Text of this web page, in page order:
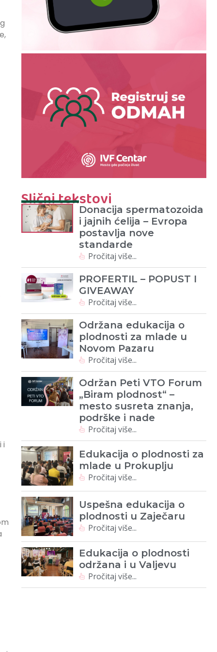
i
Slični tekstoviDonacija spermatozoida
i jajnih ćelija – Evropa
postavlja nove
standarde
Pročitaj više...
PROFERTIL – POPUST I
GIVEAWAY
Pročitaj više...
Održana edukacija o
plodnosti za mlade u
Novom Pazaru
Pročitaj više...
Održan Peti VTO Forum
„Biram plodnost“ –
mesto susreta znanja,
podrške i nade
Pročitaj više...
Edukacija o plodnosti za
mlade u Prokuplju
Pročitaj više...
Uspešna edukacija o
plodnosti u Zaječaru
Pročitaj više...
Edukacija o plodnosti
održana i u Valjevu
Pročitaj više...